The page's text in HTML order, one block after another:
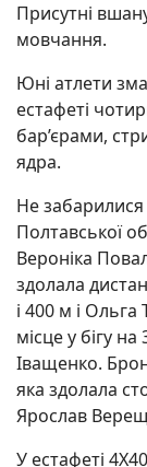
Присутні
мовчання.
Юні атлети
естафеті
бар’єрами,
ядра.
Не забарилися
Полтавської
Вероніка
здолала
і 400 м і
місце у бігу
Іващенко.
яка здолала
Ярослав
У естафеті